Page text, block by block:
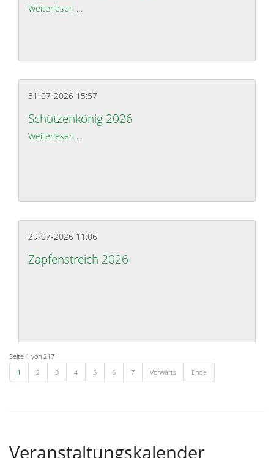
Weiterlesen …
31-07-2026 15:57
Schützenkönig 2026
Weiterlesen …
29-07-2026 11:06
Zapfenstreich 2026
Seite 1 von 217
1
2 3 4 5 6 7 Vorwärts Ende
Veranstaltungskalender